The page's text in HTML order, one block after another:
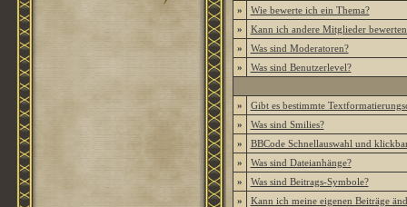
»
Wie bewerte ich ein Thema?
»
Kann ich andere Mitglieder
»
Was sind Moderatoren?
»
Was sind Benutzerlevel?
»
Gibt es bestimmte
»
Was sind Smilies?
»
BBCode Schnellauswahl und
»
Was sind Dateianhänge?
»
Was sind Beitrags-Symbole?
»
Kann ich meine eigenen Beiträge